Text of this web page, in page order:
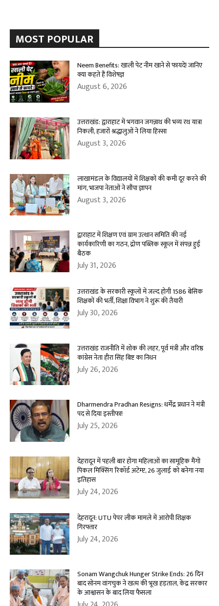
MOST POPULAR
Neem Benefits: खाली पेट नीम खाने से फायदे! जानिए
क्या कहते हैं विशेषज्ञ
August 6, 2026
उत्तराखंड: द्वाराहाट में भगवान जगन्नाथ की भव्य रथ यात्रा
निकली, हजारों श्रद्धालुओं ने लिया हिस्सा
August 3, 2026
लाखामंडल के विद्यालयों में शिक्षकों की कमी दूर करने की
मांग, भाजपा नेताओं ने सौंपा ज्ञापन
August 3, 2026
द्वाराहाट में शिक्षण एवं ग्राम उत्थान समिति की नई
कार्यकारिणी का गठन, द्रोण पब्लिक स्कूल में संपन्न हुई
बैठक
July 31, 2026
उत्तराखंड के सरकारी स्कूलों में जल्द होगी 1586 बेसिक
शिक्षकों की भर्ती, शिक्षा विभाग ने शुरू की तैयारी
July 30, 2026
उत्तराखंड राजनीति में शोक की लहर, पूर्व मंत्री और वरिष्ठ
कांग्रेस नेता हीरा सिंह बिष्ट का निधन
July 26, 2026
Dharmendra Pradhan Resigns: धर्मेंद्र प्रधान ने मंत्री
पद से दिया इस्तीफा!
July 25, 2026
देहरादून में पहली बार होगा महिलाओं का सामूहिक मैंगो
पिकल मिक्सिंग रिकॉर्ड अटेम्प्ट, 26 जुलाई को बनेगा नया
इतिहास
July 24, 2026
देहरादून: UTU पेपर लीक मामले में आरोपी शिक्षक
गिरफ्तार
July 24, 2026
Sonam Wangchuk Hunger Strike Ends: 26 दिन
बाद सोनम वांगचुक ने खत्म की भूख हड़ताल, केंद्र सरकार
के आश्वासन के बाद लिया फैसला